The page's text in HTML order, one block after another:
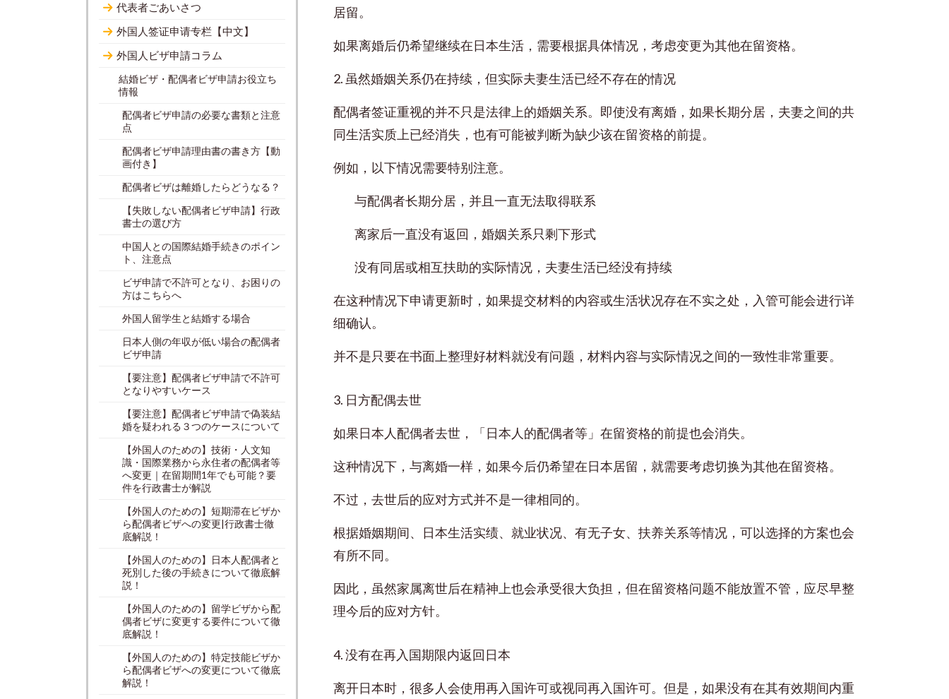
居留。
如果离婚后仍希望继续在日本生活，需要根据具体情况，考虑变更为其他在留资格。
2. 虽然婚姻关系仍在持续，但实际夫妻生活已经不存在的情况
配偶者签证重视的并不只是法律上的婚姻关系。即使没有离婚，如果长期分居，夫妻之间的共
同生活实质上已经消失，也有可能被判断为缺少该在留资格的前提。
例如，以下情况需要特别注意。
与配偶者长期分居，并且一直无法取得联系
离家后一直没有返回，婚姻关系只剩下形式
没有同居或相互扶助的实际情况，夫妻生活已经没有持续
在这种情况下申请更新时，如果提交材料的内容或生活状况存在不实之处，入管可能会进行详
细确认。
并不是只要在书面上整理好材料就没有问题，材料内容与实际情况之间的一致性非常重要。
3. 日方配偶去世
如果日本人配偶者去世，「日本人的配偶者等」在留资格的前提也会消失。
这种情况下，与离婚一样，如果今后仍希望在日本居留，就需要考虑切换为其他在留资格。
不过，去世后的应对方式并不是一律相同的。
根据婚姻期间、日本生活实绩、就业状况、有无子女、扶养关系等情况，可以选择的方案也会
有所不同。
因此，虽然家属离世后在精神上也会承受很大负担，但在留资格问题不能放置不管，应尽早整
理今后的应对方针。
4. 没有在再入国期限内返回日本
离开日本时，很多人会使用再入国许可或视同再入国许可。但是，如果没有在其有效期间内重
代表者ごあいさつ
外国人签证申请专栏【中文】
外国人ビザ申請コラム
結婚ビザ・配偶者ビザ申請お役立ち
情報
配偶者ビザ申請の必要な書類と注意
点
配偶者ビザ申請理由書の書き方【動
画付き】
配偶者ビザは離婚したらどうなる？
【失敗しない配偶者ビザ申請】行政
書士の選び方
中国人との国際結婚手続きのポイン
ト、注意点
ビザ申請で不許可となり、お困りの
方はこちらへ
外国人留学生と結婚する場合
日本人側の年収が低い場合の配偶者
ビザ申請
【要注意】配偶者ビザ申請で不許可
となりやすいケース
【要注意】配偶者ビザ申請で偽装結
婚を疑われる３つのケースについて
【外国人のための】技術・人文知
識・国際業務から永住者の配偶者等
へ変更｜在留期間1年でも可能？要
件を行政書士が解説
【外国人のための】短期滞在ビザか
ら配偶者ビザへの変更|行政書士徹
底解説！
【外国人のための】日本人配偶者と
死別した後の手続きについて徹底解
説！
【外国人のための】留学ビザから配
偶者ビザに変更する要件について徹
底解説！
【外国人のための】特定技能ビザか
ら配偶者ビザへの変更について徹底
解説！